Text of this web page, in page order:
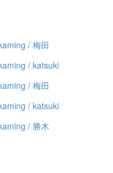
/ 梅田
/ katsuki
/ 梅田
/ katsuki
/ 勝木